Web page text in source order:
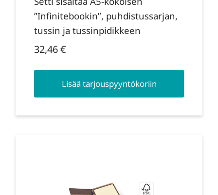
”Infinitebookin”, puhdistussarjan,
tussin ja tussinpidikkeen
32,46€
Lisää tarjouspyyntökoriin